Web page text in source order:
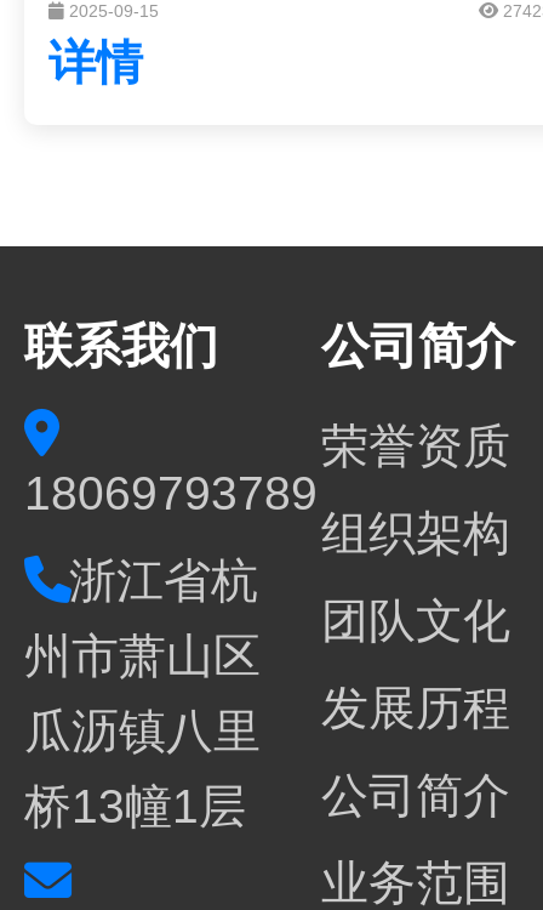
2025-09-15
详情
联系我们
18069793789
浙江省杭
州市萧山区
瓜沥镇八里
桥13幢1层
公司简介
荣誉资质
组织架构
团队文化
发展历程
公司简介
业务范围